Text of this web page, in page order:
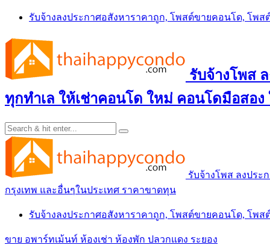
Skip
content
รับจ้างลงประกาศอสังหาราคาถูก, โพสต์ขายคอนโด, โพ
รับจ้างโพส
ทุกทำเล ให้เช่าคอนโด ใหม่ คอนโดมือสอ
รับจ้างโพส ลงปร
กรุงเทพ และอื่นๆในประเทศ ราคาขาดทุน
รับจ้างลงประกาศอสังหาราคาถูก, โพสต์ขายคอนโด, โพ
ขาย อพาร์ทเม้นท์ ห้องเช่า ห้องพัก ปลวกแดง ระยอง